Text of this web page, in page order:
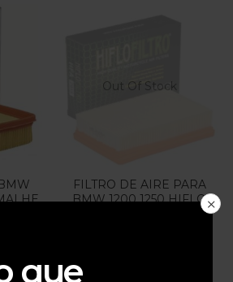
Out Of Stock
FILTRO DE AIRE PARA
BMW 1200 1250 HIFLO
que